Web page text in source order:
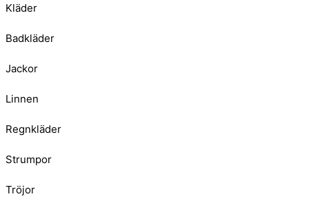
Kläder
Badkläder
Jackor
Linnen
Regnkläder
Strumpor
Tröjor